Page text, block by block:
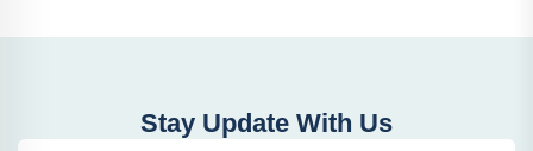
Stay Update With Us